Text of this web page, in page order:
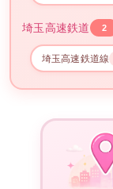
埼玉高速鉄道 2
埼玉高速鉄道線